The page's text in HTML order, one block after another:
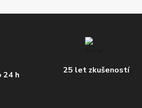
24 h 25 let zkušeností